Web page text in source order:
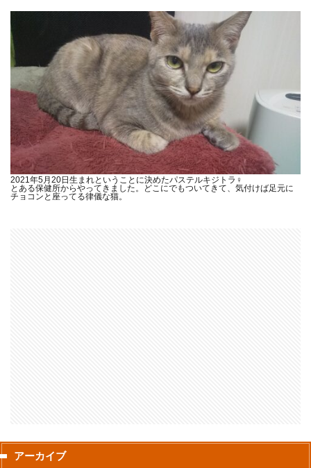
2021年5月20日生まれということに決めたパステルキジトラ♀
とある保健所からやってきました。どこにでもついてきて、気付けば足元に
チョコンと座ってる律儀な猫。
アーカイブ